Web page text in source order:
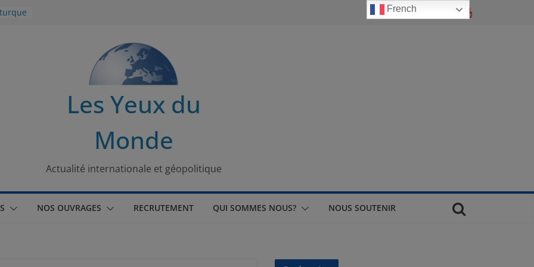
Les Yeux du
Monde
Actualité internationale et géopolitique
NOS OUVRAGES RECRUTEMENT QUI SOMMES NOUS? NOUS SOUTENIR
French